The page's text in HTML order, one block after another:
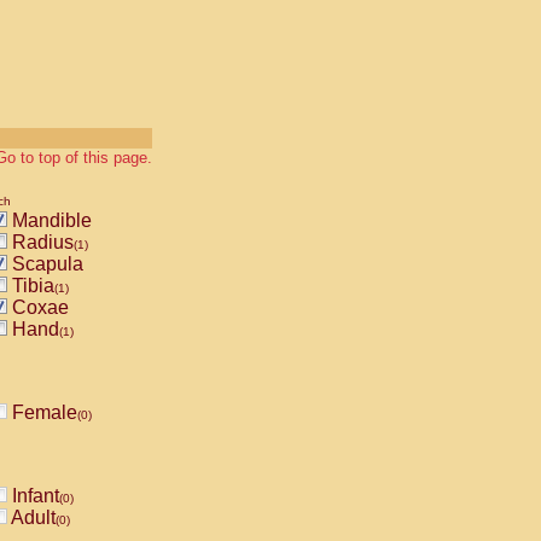
to top of this page.
Mandible
Radius(1)
Scapula
Tibia(1)
Coxae
Hand(1)
Female(0)
Infant(0)
Adult(0)